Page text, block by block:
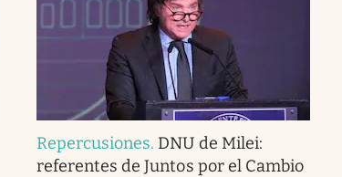
Repercusiones. DNU de Milei:
referentes de Juntos por el Cambio